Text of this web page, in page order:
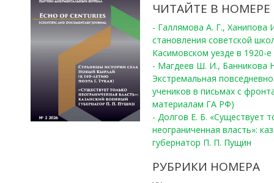
ЧИТАЙТЕ В НОМЕРЕ
- Галлямова А. Г.,
становления советской
Касимовском уезде в 1920-е
- Магдеев Ш. И., Банникова
Экстремальная
учеников в письмах с
материалам ГА РФ)
- Долгов Е. Б. «Существует
неограниченная власть»:
губернатор П. П. Пущин
РУБРИКИ НОМЕРА